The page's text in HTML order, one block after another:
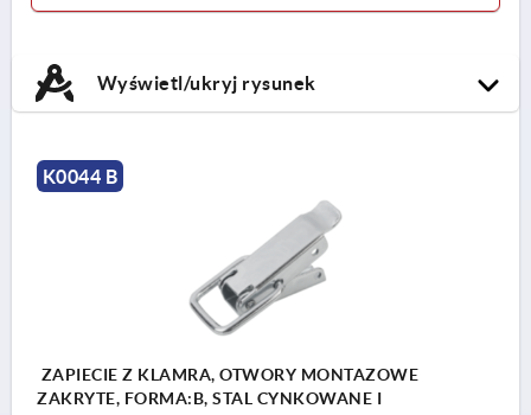
Wyświetl/ukryj rysunek
K0044 B
ZAPIECIE Z KLAMRA, OTWORY MONTAZOWE
ZAKRYTE, FORMA:B, STAL CYNKOWANE I